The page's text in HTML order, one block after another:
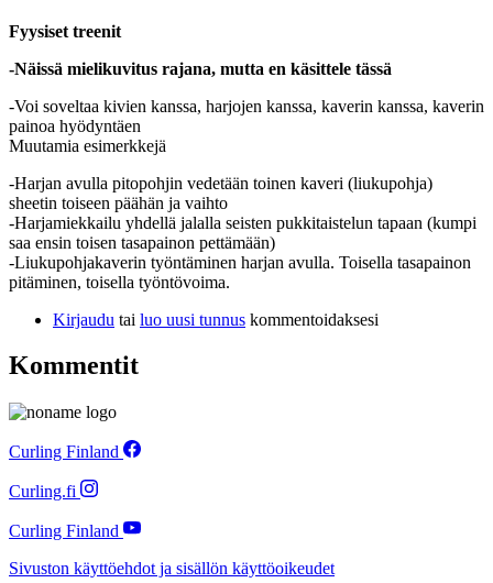
Fyysiset treenit
-Näissä mielikuvitus rajana, mutta en käsittele tässä
-Voi soveltaa kivien kanssa, harjojen kanssa, kaverin kanssa, kaverin
painoa hyödyntäen
Muutamia esimerkkejä
-Harjan avulla pitopohjin vedetään toinen kaveri (liukupohja)
sheetin toiseen päähän ja vaihto
-Harjamiekkailu yhdellä jalalla seisten pukkitaistelun tapaan (kumpi
saa ensin toisen tasapainon pettämään)
-Liukupohjakaverin työntäminen harjan avulla. Toisella tasapainon
pitäminen, toisella työntövoima.
Kirjaudu tai luo uusi tunnus kommentoidaksesi
Kommentit
Curling Finland
Curling.fi
Curling Finland
Sivuston käyttöehdot ja sisällön käyttöoikeudet